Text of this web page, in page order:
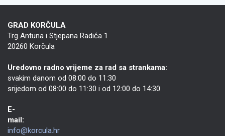
GRAD KORČULA
Trg Antuna i Stjepana Radića 1
20260 Korčula
Uredovno radno vrijeme za rad sa strankama:
svakim danom od 08:00 do 11:30
srijedom od 08:00 do 11:30 i od 12:00 do 14:30
E-
mail:
info@korcula.hr